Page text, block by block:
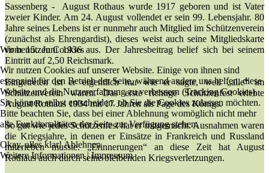
Sassenberg - August Rothaus wurde 1917 geboren und ist Vater
zweier Kinder. Am 24. August vollendet er sein 99. Lebensjahr. 80
Jahre seines Lebens ist er nunmehr auch Mitglied im Schützenverein
(zunächst als Ehrengardist), dieses weist auch seine Mitgliedskarte
vom 15. Juni 1936 aus. Der Jahresbeitrag belief sich bei seinem
Eintritt auf 2,50 Reichsmark.
Eingetreten ist er eigentlich nur wie er sagte, weil „alle“ im
Schützenverein waren. Das erste richtige Schützenfest erlebte
August Rothaus 1934 mit 17 Jahren als Page des Königs.
So gut wie jedes Schützenfest hat er mitgemacht. Ausnahmen waren
die Kriegsjahre, in denen er Einsätze in Frankreich und Russland
miterleben musste. „Erinnerungen“ an diese Zeit hat August
Rothaus auch durch seine bleibenden Kriegsverletzungen.
Wir benutzen Cookies
Wir nutzen Cookies auf unserer Website. Einige von ihnen sind
essenziell für den Betrieb der Seite, während andere uns helfen, diese
Website und die Nutzererfahrung zu verbessern (Tracking Cookies).
Sie können selbst entscheiden, ob Sie die Cookies zulassen möchten.
Bitte beachten Sie, dass bei einer Ablehnung womöglich nicht mehr
alle Funktionalitäten der Seite zur Verfügung stehen.
Okay, alles klar!Ablehnen
Weitere Informationen|Impressum